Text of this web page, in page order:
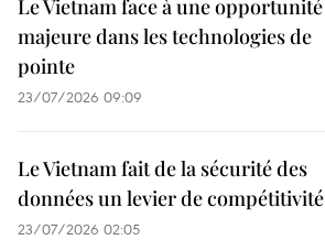
Le Vietnam face à une opportunité
majeure dans les technologies de
pointe
23/07/2026 09:09
Le Vietnam fait de la sécurité des
données un levier de compétitivité
23/07/2026 02:05